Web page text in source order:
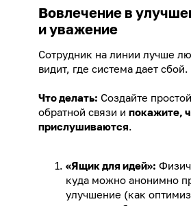
Вовлечение в
и уважение
Сотрудник на линии лучше
видит, где система дает сбой.
Что делать: Создайте
обратной связи и покажите,
прислушиваются.
«Ящик для идей»:
куда можно анонимно
улучшение (как